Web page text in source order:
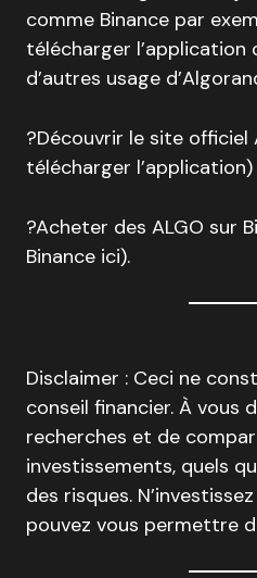
comme Binance par
télécharger
d’autres usage
?Découvrir le site officiel
télécharger l’application)
?Acheter des ALGO sur
Binance ici).
Disclaimer : Ceci ne
conseil financier. À vous
recherches et de
investissements, quels
des risques.
pouvez vous permettre